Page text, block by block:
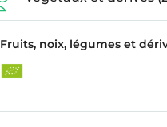
Fruits, noix, légumes et